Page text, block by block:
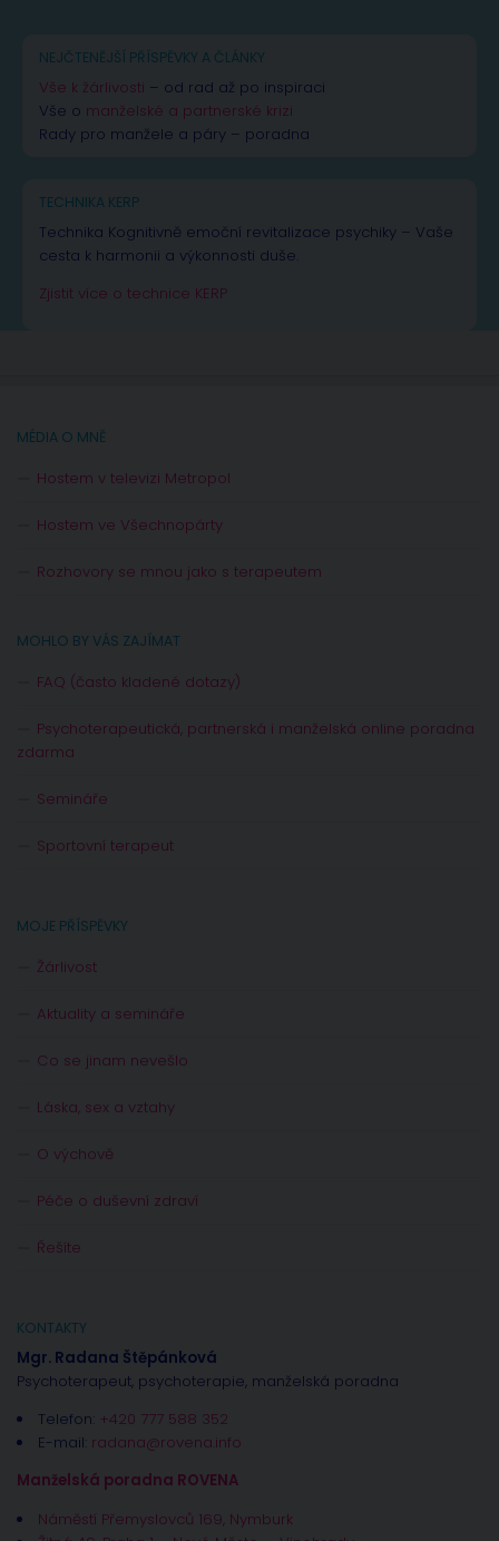
NEJČTENĚJŠÍ PŘÍSPĚVKY A ČLÁNKY
Vše k žárlivosti – od rad až po inspiraci
Vše o manželské a partnerské krizi
Rady pro manžele a páry – poradna
TECHNIKA KERP
Technika Kognitivně emoční revitalizace psychiky – Vaše
cesta k harmonii a výkonnosti duše.
Zjistit více o technice KERP
MÉDIA O MNĚ
Hostem v televizi Metropol
Hostem ve Všechnopárty
Rozhovory se mnou jako s terapeutem
MOHLO BY VÁS ZAJÍMAT
FAQ (často kladené dotazy)
Psychoterapeutická, partnerská i manželská online poradna
zdarma
Semináře
Sportovní terapeut
MOJE PŘÍSPĚVKY
Žárlivost
Aktuality a semináře
Co se jinam nevešlo
Láska, sex a vztahy
O výchově
Péče o duševní zdraví
Řešíte
KONTAKTY
Mgr. Radana Štěpánková
Psychoterapeut, psychoterapie, manželská poradna
Telefon: +420 777 588 352
E-mail: radana@rovena.info
Manželská poradna ROVENA
Náměstí Přemyslovců 169, Nymburk